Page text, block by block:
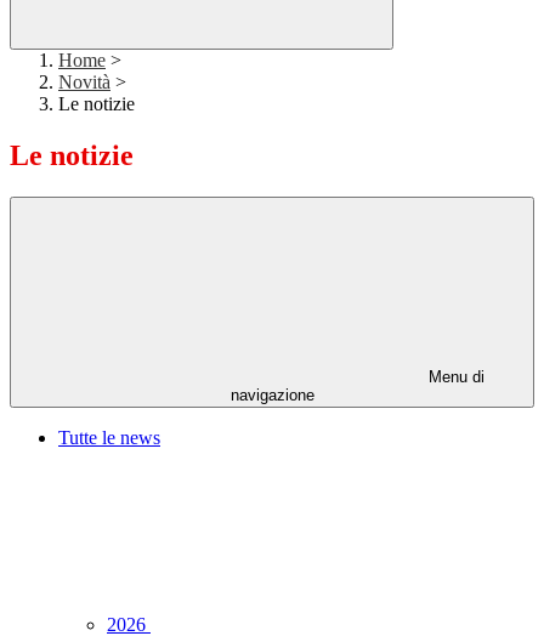
Home >
Novità >
Le notizie
Le notizie
Menu di
navigazione
Tutte le news
2026